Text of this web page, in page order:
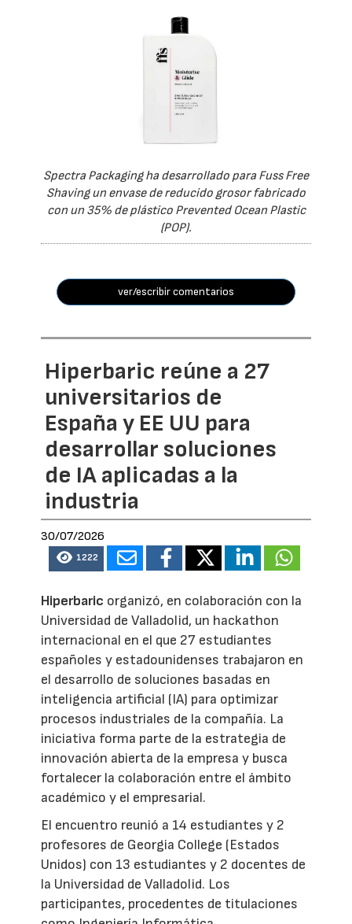
Spectra Packaging ha desarrollado para Fuss Free
Shaving un envase de reducido grosor fabricado
con un 35% de plástico Prevented Ocean Plastic
(POP).
ver/escribir comentarios
Hiperbaric reúne a 27
universitarios de
España y EE UU para
desarrollar soluciones
de IA aplicadas a la
industria
30/07/2026
1222
Hiperbaric organizó, en colaboración con la
Universidad de Valladolid, un hackathon
internacional en el que 27 estudiantes
españoles y estadounidenses trabajaron en
el desarrollo de soluciones basadas en
inteligencia artificial (IA) para optimizar
procesos industriales de la compañía. La
iniciativa forma parte de la estrategia de
innovación abierta de la empresa y busca
fortalecer la colaboración entre el ámbito
académico y el empresarial.
El encuentro reunió a 14 estudiantes y 2
profesores de Georgia College (Estados
Unidos) con 13 estudiantes y 2 docentes de
la Universidad de Valladolid. Los
participantes, procedentes de titulaciones